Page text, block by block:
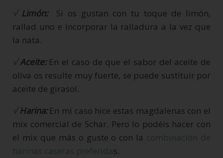
√Limón:
Si os gustan con tu toque de limón,
rallad uno e incorporar la ralladura a la vez que
la nata.
√Aceite: En el caso de que el sabor del aceite de
oliva os resulte muy fuerte, se puede sustituir por
aceite de girasol.
√Harina:En mi caso hice estas magdalenas con el
mix comercial de Schar. Pero lo podéis hacer con
el mix que más o guste o con la combinación de
harinas caseras preferidas.